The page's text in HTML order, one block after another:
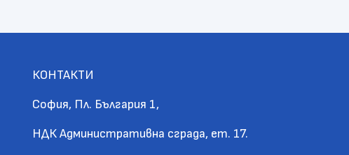
КОНТАКТИ
София, Пл. България 1,
НДК Административна сграда, ет. 17.